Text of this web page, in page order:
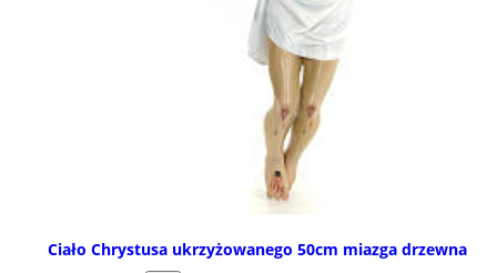
Ciało Chrystusa ukrzyżowanego 50cm miazga drzewna